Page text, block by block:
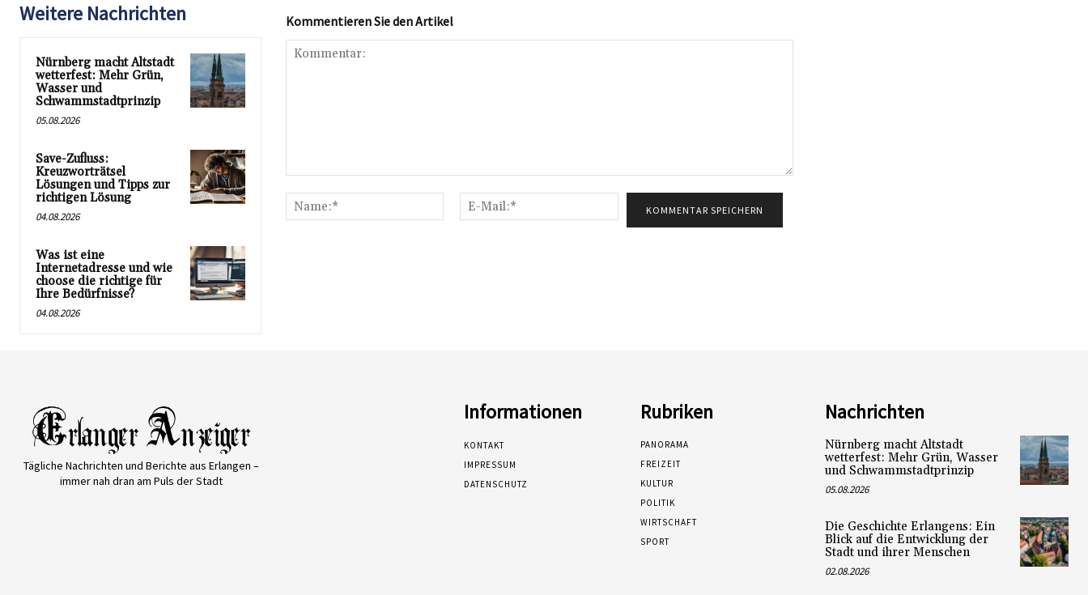
Weitere Nachrichten
Nürnberg macht Altstadt
wetterfest: Mehr Grün,
Wasser und
Schwammstadtprinzip
05.08.2026
Save-Zufluss:
Kreuzworträtsel
Lösungen und Tipps zur
richtigen Lösung
04.08.2026
Was ist eine
Internetadresse und wie
choose die richtige für
Ihre Bedürfnisse?
04.08.2026
Kommentieren Sie den Artikel
Name:*
Mail:*
Tägliche Nachrichten und Berichte aus Erlangen –
immer nah dran am Puls der Stadt
Informationen
KONTAKT
IMPRESSUM
DATENSCHUTZ
Rubriken
PANORAMA
FREIZEIT
KULTUR
POLITIK
WIRTSCHAFT
SPORT
Nachrichten
Nürnberg macht Altstadt
wetterfest: Mehr Grün, Wasser
und Schwammstadtprinzip
05.08.2026
Die Geschichte Erlangens: Ein
Blick auf die Entwicklung der
Stadt und ihrer Menschen
02.08.2026